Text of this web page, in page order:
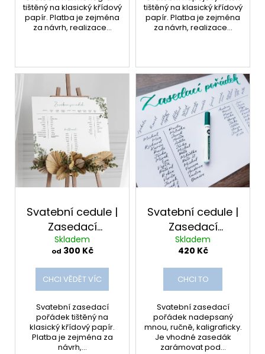
tištěný na klasický křídový
papír. Platba je zejména
za návrh, realizace...
tištěný na klasický křídový
papír. Platba je zejména
za návrh, realizace...
Svatební cedule |
Zasedací
pořádek papírový
Skladem
od 300 Kč
CHCI VĚDĚT VÍC
Svatební zasedací
pořádek tištěný na
klasický křídový papír.
Platba je zejména za
návrh,...
Svatební cedule |
Zasedací
pořádek psaný
ručně
Skladem
420 Kč
CHCI TO
Svatební zasedací
pořádek nadepsaný
mnou, ručně, kaligraficky.
Je vhodné zasedák
zarámovat pod...